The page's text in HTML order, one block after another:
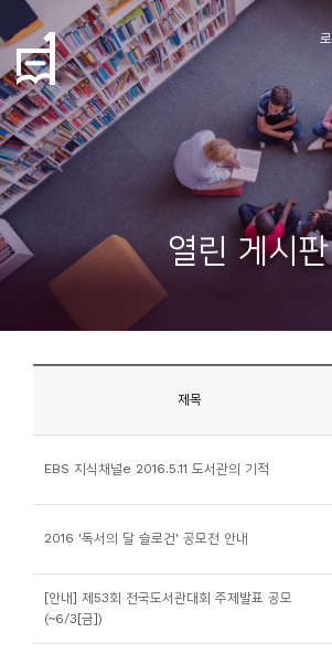
열린 게시판
제목
EBS 지식채널e 2016.5.11 도서관의 기적
2016 '독서의 달 슬로건' 공모전 안내
[안내] 제53회 전국도서관대회 주제발표 공모
(~6/3[금])
학
도
협
개
지
사
아